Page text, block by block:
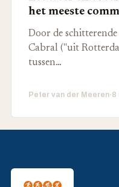
het meeste
Door de
Cabral ("uit
tussen…
Peter van der Meeren·8